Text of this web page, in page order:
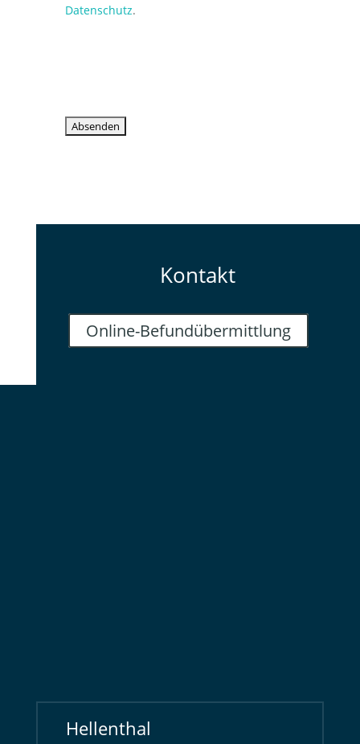
Datenschutz.
Kontakt
Online-Befundübermittlung
Hellenthal